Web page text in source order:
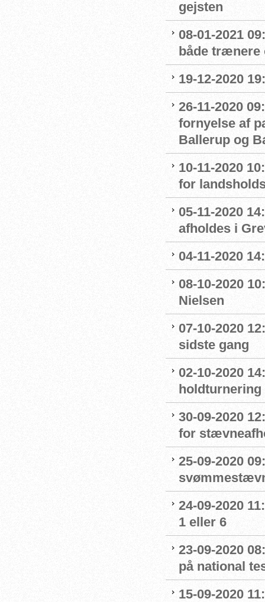
gejsten
08-01-2021
både
19-12-2020
26-11-2020
fornyelse af
Ballerup og
10-11-2020
for
05-11-2020
afholdes i
04-11-2020
08-10-2020
Nielsen
07-10-2020
sidste gang
02-10-2020
holdturnering
30-09-2020
for
25-09-2020
24-09-2020
1 eller 6
23-09-2020
på national
15-09-2020